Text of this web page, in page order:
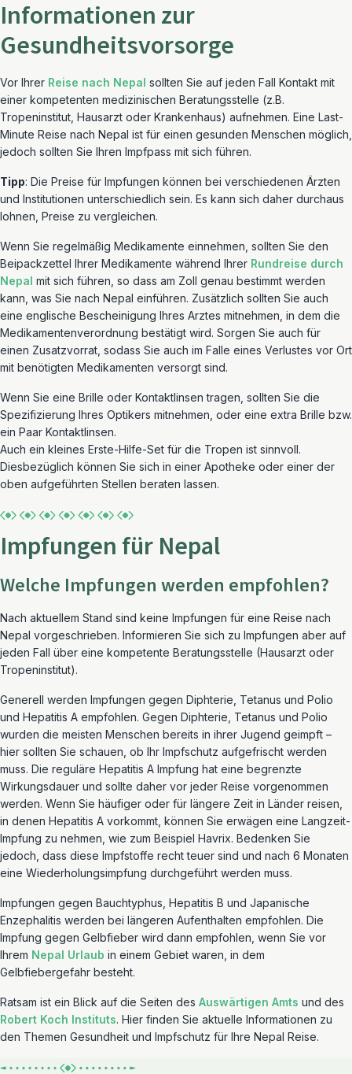
Informationen zur
Gesundheitsvorsorge
Vor Ihrer Reise nach Nepal sollten Sie auf jeden Fall Kontakt mit
einer kompetenten medizinischen Beratungsstelle (z.B.
Tropeninstitut, Hausarzt oder Krankenhaus) aufnehmen. Eine Last-
Minute Reise nach Nepal ist für einen gesunden Menschen möglich,
jedoch sollten Sie Ihren Impfpass mit sich führen.
Tipp: Die Preise für Impfungen können bei verschiedenen Ärzten
und Institutionen unterschiedlich sein. Es kann sich daher durchaus
lohnen, Preise zu vergleichen.
Wenn Sie regelmäßig Medikamente einnehmen, sollten Sie den
Beipackzettel Ihrer Medikamente während Ihrer Rundreise durch
Nepal mit sich führen, so dass am Zoll genau bestimmt werden
kann, was Sie nach Nepal einführen. Zusätzlich sollten Sie auch
eine englische Bescheinigung Ihres Arztes mitnehmen, in dem die
Medikamentenverordnung bestätigt wird. Sorgen Sie auch für
einen Zusatzvorrat, sodass Sie auch im Falle eines Verlustes vor Ort
mit benötigten Medikamenten versorgt sind.
Wenn Sie eine Brille oder Kontaktlinsen tragen, sollten Sie die
Spezifizierung Ihres Optikers mitnehmen, oder eine extra Brille bzw.
ein Paar Kontaktlinsen.
Auch ein kleines Erste-Hilfe-Set für die Tropen ist sinnvoll.
Diesbezüglich können Sie sich in einer Apotheke oder einer der
oben aufgeführten Stellen beraten lassen.
Impfungen für Nepal
Welche Impfungen werden empfohlen?
Nach aktuellem Stand sind keine Impfungen für eine Reise nach
Nepal vorgeschrieben. Informieren Sie sich zu Impfungen aber auf
jeden Fall über eine kompetente Beratungsstelle (Hausarzt oder
Tropeninstitut).
Generell werden Impfungen gegen Diphterie, Tetanus und Polio
und Hepatitis A empfohlen. Gegen Diphterie, Tetanus und Polio
wurden die meisten Menschen bereits in ihrer Jugend geimpft –
hier sollten Sie schauen, ob Ihr Impfschutz aufgefrischt werden
muss. Die reguläre Hepatitis A Impfung hat eine begrenzte
Wirkungsdauer und sollte daher vor jeder Reise vorgenommen
werden. Wenn Sie häufiger oder für längere Zeit in Länder reisen,
in denen Hepatitis A vorkommt, können Sie erwägen eine Langzeit-
Impfung zu nehmen, wie zum Beispiel Havrix. Bedenken Sie
jedoch, dass diese Impfstoffe recht teuer sind und nach 6 Monaten
eine Wiederholungsimpfung durchgeführt werden muss.
Impfungen gegen Bauchtyphus, Hepatitis B und Japanische
Enzephalitis werden bei längeren Aufenthalten empfohlen. Die
Impfung gegen Gelbfieber wird dann empfohlen, wenn Sie vor
Ihrem Nepal Urlaub in einem Gebiet waren, in dem
Gelbfiebergefahr besteht.
Ratsam ist ein Blick auf die Seiten des Auswärtigen Amts und des
Robert Koch Instituts. Hier finden Sie aktuelle Informationen zu
den Themen Gesundheit und Impfschutz für Ihre Nepal Reise.